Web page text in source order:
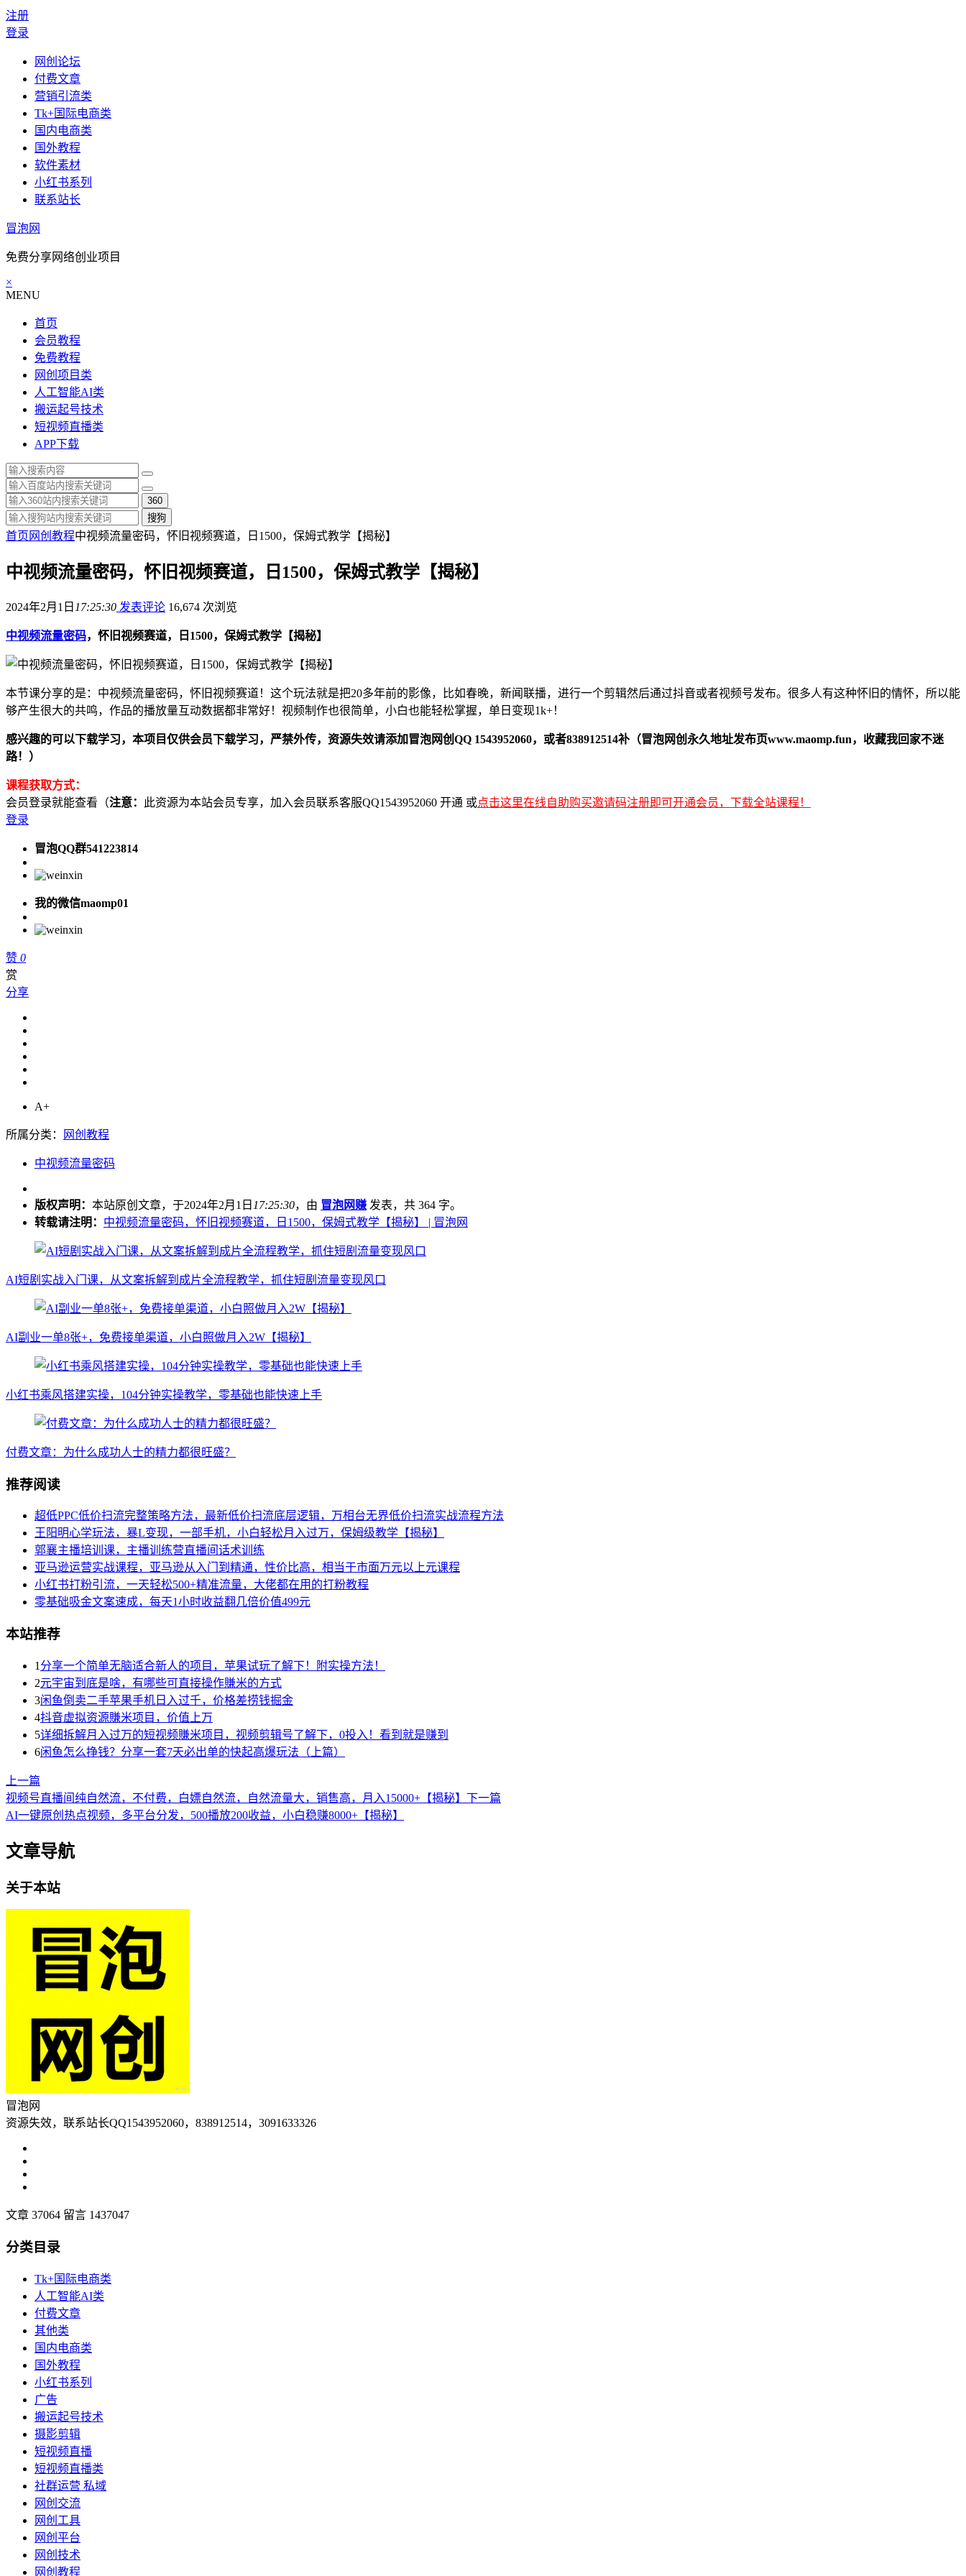
注册
登录
网创论坛
付费文章
营销引流类
Tk+国际电商类
国内电商类
国外教程
软件素材
小红书系列
联系站长
冒泡网
免费分享网络创业项目
×
MENU
首页
会员教程
免费教程
网创项目类
人工智能AI类
搬运起号技术
短视频直播类
APP下载
360
搜狗
首页 网创教程中视频流量密码，怀旧视频赛道，日1500，保姆式教学【揭秘】
中视频流量密码，怀旧视频赛道，日1500，保姆式教学【揭秘】
2024年2月1日 17:25:30 发表评论 16,674 次浏览
中视频流量密码，怀旧视频赛道，日1500，保姆式教学【揭秘】
本节课分享的是：中视频流量密码，怀旧视频赛道！这个玩法就是把20多年前的影像，比如春晚，新闻联播，进行一个剪辑然后通过抖音或者视频号发布。很多人有这种怀旧的情怀，所以能
够产生很大的共鸣，作品的播放量互动数据都非常好！视频制作也很简单，小白也能轻松掌握，单日变现1k+！
感兴趣的可以下载学习，本项目仅供会员下载学习，严禁外传，资源失效请添加冒泡网创QQ 1543952060，或者838912514补（冒泡网创永久地址发布页www.maomp.fun，收藏我回家不迷
路！）
课程获取方式：
会员登录就能查看（注意： 此资源为本站会员专享，加入会员联系客服QQ1543952060 开通 或点击这里在线自助购买邀请码注册即可开通会员，下载全站课程！
登录
冒泡QQ群541223814
我的微信maomp01
赞 0
赏
分享
A+
所属分类： 网创教程
中视频流量密码
版权声明： 本站原创文章，于2024年2月1日 17:25:30，由 冒泡网赚 发表，共 364 字。
转载请注明： 中视频流量密码，怀旧视频赛道，日1500，保姆式教学【揭秘】 | 冒泡网
AI短剧实战入门课，从文案拆解到成片全流程教学，抓住短剧流量变现风口
AI副业一单8张+，免费接单渠道，小白照做月入2W【揭秘】
小红书乘风搭建实操，104分钟实操教学，零基础也能快速上手
付费文章：为什么成功人士的精力都很旺盛？
推荐阅读
超低PPC低价扫流完整策略方法，最新低价扫流底层逻辑，万相台无界低价扫流实战流程方法
王阳明心学玩法，暴L变现，一部手机，小白轻松月入过万，保姆级教学【揭秘】
郭襄主播培训课，主播训练营直播间话术训练
亚马逊运营实战课程，亚马逊从入门到精通，性价比高，相当于市面万元以上元课程
小红书打粉引流，一天轻松500+精准流量，大佬都在用的打粉教程
零基础吸金文案速成，每天1小时收益翻几倍价值499元
本站推荐
1 分享一个简单无脑适合新人的项目，苹果试玩了解下！附实操方法！
2元宇宙到底是啥，有哪些可直接操作賺米的方式
3闲鱼倒卖二手苹果手机日入过千，价格差捞钱掘金
4抖音虚拟资源賺米项目，价值上万
5详细拆解月入过万的短视频賺米项目，视频剪辑号了解下，0投入！看到就是赚到
6闲鱼怎么挣钱？分享一套7天必出单的快起高爆玩法（上篇）
上一篇
视频号直播间纯自然流，不付费，白嫖自然流，自然流量大，销售高，月入15000+【揭秘】 下一篇
AI一键原创热点视频，多平台分发，500播放200收益，小白稳赚8000+【揭秘】
文章导航
关于本站
冒泡网
资源失效，联系站长QQ1543952060，838912514，3091633326
文章 37064 留言 1437047
分类目录
Tk+国际电商类
人工智能AI类
付费文章
其他类
国内电商类
国外教程
小红书系列
广告
搬运起号技术
摄影剪辑
短视频直播
短视频直播类
社群运营 私域
网创交流
网创工具
网创平台
网创技术
网创教程